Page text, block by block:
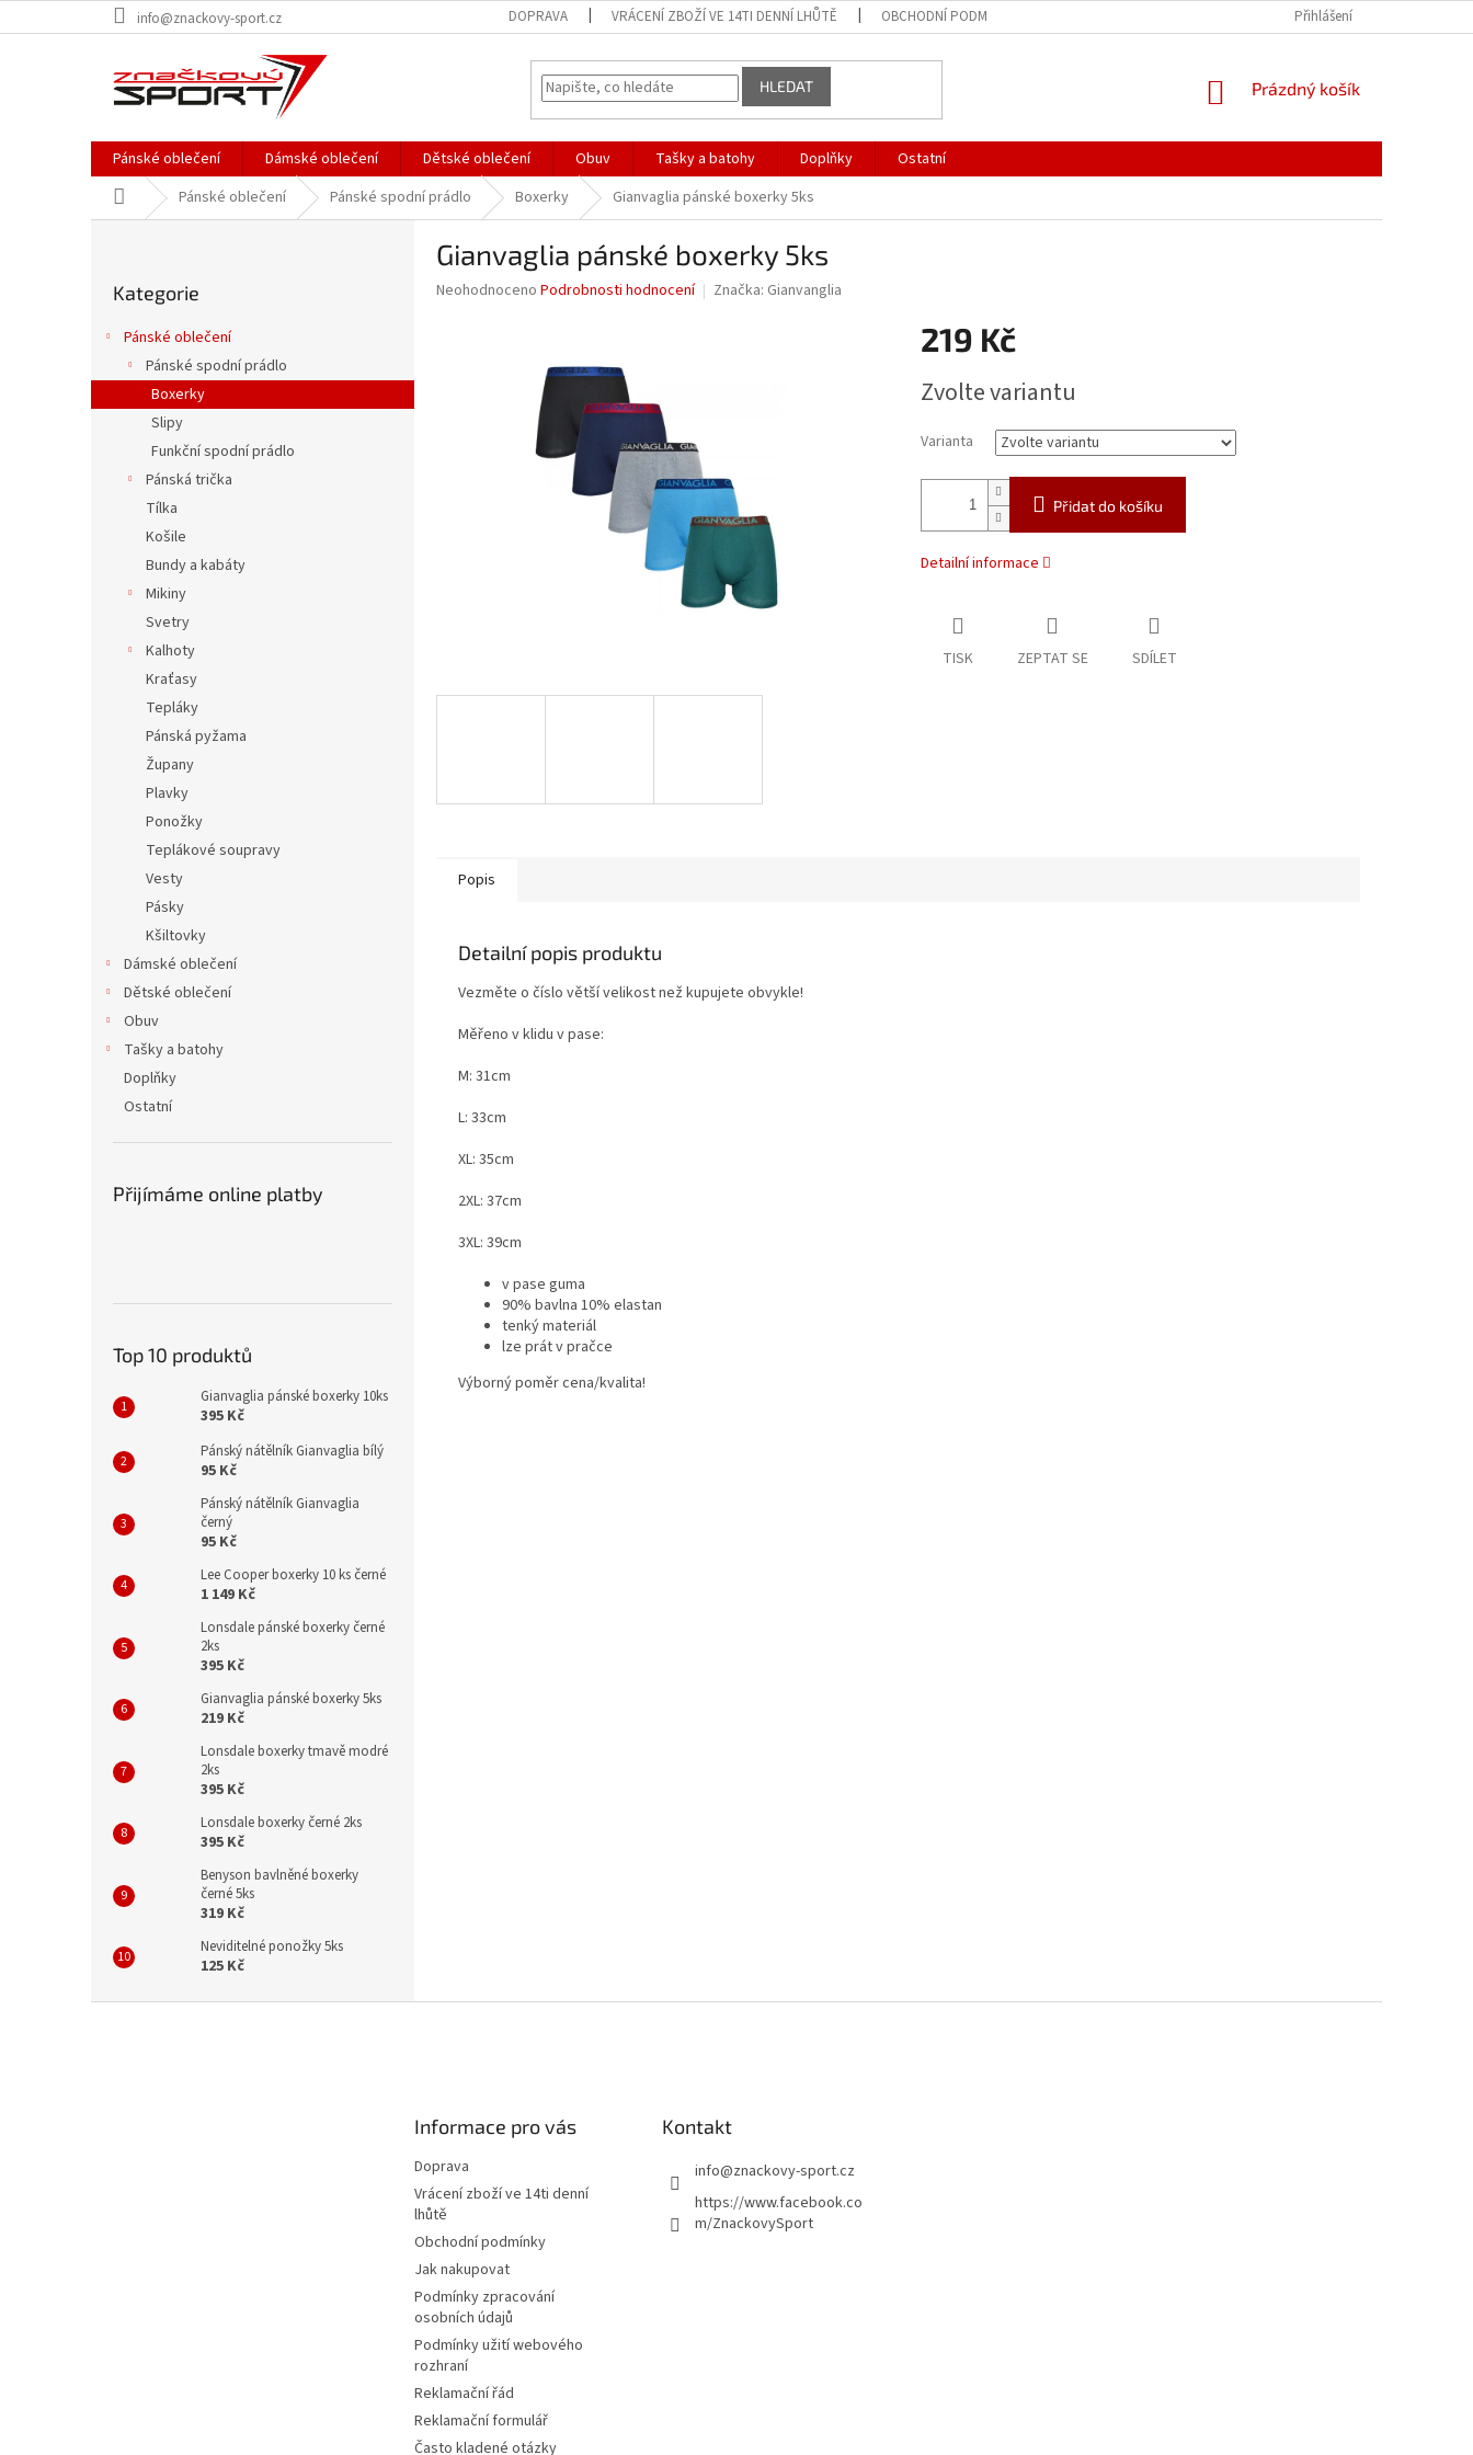
na
info@znackovy-sport.cz DOPRAVA VRÁCENÍ ZBOŽÍ VE 14TI DENNÍ LHŮTĚ OBCHODNÍ PODMÍNKY PODMÍNKY ZPRACOVÁNÍ OSOBNÍCH ÚDAJŮ
Přihlášení
HLEDAT
NÁKUPNÍ
Prázdný košík
Pánské oblečení Dámské oblečení Dětské oblečení Obuv Tašky a batohy Doplňky
Ostatní
Domů Pánské oblečení Pánské spodní prádlo Boxerky Gianvaglia pánské boxerky 5ks
n
kategorie
Kategorie
Pánské oblečení
Pánské spodní prádlo
Boxerky
Slipy
Funkční spodní prádlo
Pánská trička
Tílka
Košile
Bundy a kabáty
Mikiny
Svetry
Kalhoty
Kraťasy
Tepláky
Pánská pyžama
Župany
Plavky
Ponožky
Teplákové soupravy
Vesty
Pásky
Kšiltovky
Dámské oblečení
Dětské oblečení
Obuv
Tašky a batohy
Doplňky
Ostatní
Přijímáme online platby
Top 10 produktů
Gianvaglia pánské boxerky 10ks
395 Kč
Pánský nátělník Gianvaglia bílý
95 Kč
Pánský nátělník Gianvaglia
černý
95 Kč
Lee Cooper boxerky 10 ks černé
1 149 Kč
Lonsdale pánské boxerky černé
2ks
395 Kč
Gianvaglia pánské boxerky 5ks
219 Kč
Lonsdale boxerky tmavě modré
2ks
395 Kč
Lonsdale boxerky černé 2ks
395 Kč
Benyson bavlněné boxerky
černé 5ks
319 Kč
Neviditelné ponožky 5ks
125 Kč
Gianvaglia pánské boxerky 5ks
Průměrné
Neohodnoceno Podrobnosti hodnocení Značka: Gianvanglia
219 Kč
cena:
Zvolte variantu
Varianta
Přidat do košíku
Detailní informace
TISK ZEPTAT SE SDÍLET
Popis
Detailní popis produktu
Vezměte o číslo větší velikost než kupujete obvykle!
Měřeno v klidu v pase:
M: 31cm
L: 33cm
XL: 35cm
2XL: 37cm
3XL: 39cm
v pase guma
90% bavlna 10% elastan
tenký materiál
lze prát v pračce
Výborný poměr cena/kvalita!
Informace pro vás
Doprava
Vrácení zboží ve 14ti denní
lhůtě
Obchodní podmínky
Jak nakupovat
Podmínky zpracování
osobních údajů
Podmínky užití webového
rozhraní
Reklamační řád
Reklamační formulář
Často kladené otázky
Kontakt
info@znackovy-sport.cz
https://www.facebook.co
m/ZnackovySport